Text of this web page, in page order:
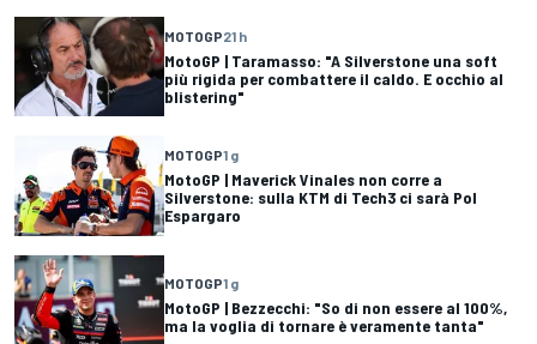
MOTOGP21 h
MotoGP | Taramasso: "A Silverstone una soft
più rigida per combattere il caldo. E occhio al
blistering"
MOTOGP1 g
MotoGP | Maverick Vinales non corre a
Silverstone: sulla KTM di Tech3 ci sarà Pol
Espargaro
MOTOGP1 g
MotoGP | Bezzecchi: "So di non essere al 100%,
ma la voglia di tornare è veramente tanta"